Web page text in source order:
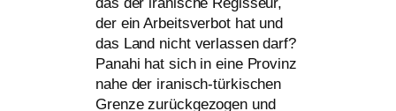
der ein Arbeitsverbot hat und
das Land nicht ver­las­sen darf?
Panahi hat sich in eine Provinz
nahe der ira­nisch-tür­ki­schen
Grenze zurück­ge­zo­gen und